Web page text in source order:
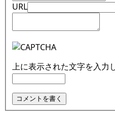
URL
上に表示された文字を入力